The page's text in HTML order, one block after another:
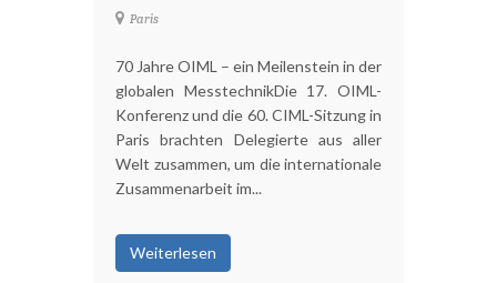
Paris
70 Jahre OIML – ein Meilenstein in der
globalen MesstechnikDie 17. OIML-
Konferenz und die 60. CIML-Sitzung in
Paris brachten Delegierte aus aller
Welt zusammen, um die internationale
Zusammenarbeit im...
Weiterlesen